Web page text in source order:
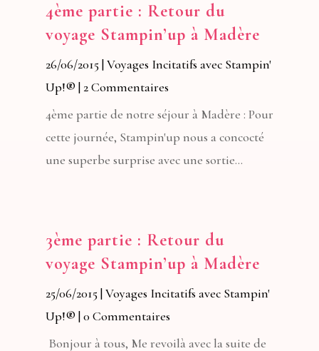
4ème partie : Retour du
voyage Stampin’up à Madère
26/06/2015|Voyages Incitatifs avec Stampin'
Up!® | 2 Commentaires
4ème partie de notre séjour à Madère : Pour
cette journée, Stampin'up nous a concocté
une superbe surprise avec une sortie...
3ème partie : Retour du
voyage Stampin’up à Madère
25/06/2015|Voyages Incitatifs avec Stampin'
Up!® | 0 Commentaires
Bonjour à tous, Me revoilà avec la suite de